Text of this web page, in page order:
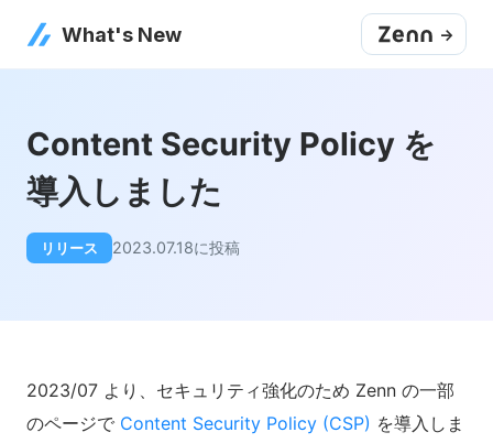
What's New ->
Content Security Policy を
導入しました
リリース 2023.07.18に投稿
2023/07 より、セキュリティ強化のため Zenn の一部
のページで Content Security Policy (CSP) を導入しま